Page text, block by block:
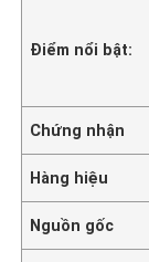
Điểm nổi bật:
Chứng nhận
Hàng hiệu
Nguồn gốc